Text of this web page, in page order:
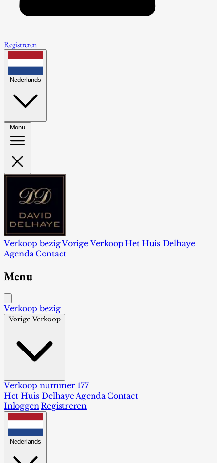
Registreren
Nederlands
Menu
Verkoop bezigVorige Verkoop Het Huis Delhaye
Agenda Contact
Menu
Verkoop bezig
Vorige Verkoop
Verkoop nummer 177
Het Huis DelhayeAgenda Contact
InloggenRegistreren
Nederlands